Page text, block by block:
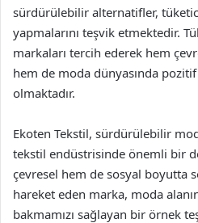
sürdürülebilir alternatifler,
yapmalarını teşvik etmektedir.
markaları tercih ederek hem
hem de moda dünyasında
olmaktadır.
Ekoten Tekstil, sürdürülebilir
tekstil endüstrisinde önemli bir
çevresel hem de sosyal boyutta
hareket eden marka, moda
bakmamızı sağlayan bir örnek